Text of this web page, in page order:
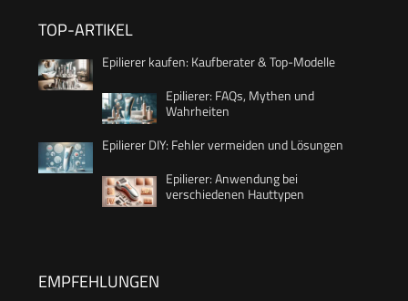
TOP-ARTIKEL
Epilierer kaufen: Kaufberater & Top-Modelle
Epilierer: FAQs, Mythen und
Wahrheiten
Epilierer DIY: Fehler vermeiden und Lösungen
Epilierer: Anwendung bei
verschiedenen Hauttypen
EMPFEHLUNGEN